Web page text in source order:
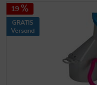
19
GRATIS
Versand